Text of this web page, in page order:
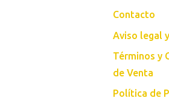
Contacto
Aviso legal
Términos y
de Venta
Política de